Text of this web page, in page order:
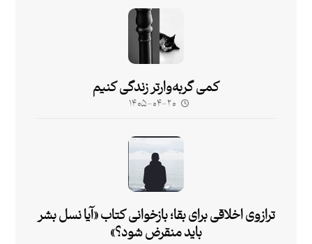
کمی گربه‌وارتر زندگی کنیم
۱۴۰۵-۰۴-۲۰
ترازوی اخلاقی برای بقا؛ بازخوانی کتاب «آیا نسل بشر
باید منقرض شود؟»